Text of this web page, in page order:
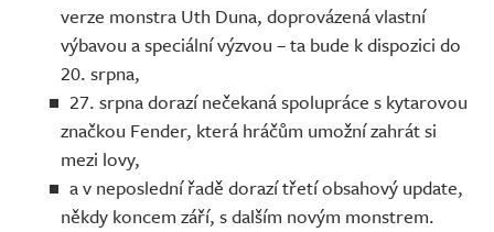
verze monstra Uth Duna, doprovázená vlastní
výbavou a speciální výzvou – ta bude k dispozici do
20. srpna,
27. srpna dorazí nečekaná spolupráce s kytarovou
značkou Fender, která hráčům umožní zahrát si
mezi lovy,
a v neposlední řadě dorazí třetí obsahový update,
někdy koncem září, s dalším novým monstrem.